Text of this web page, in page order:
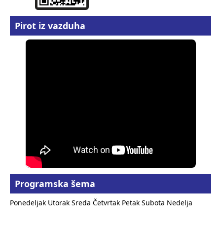
Pirot iz vazduha
Programska šema
Ponedeljak Utorak Sreda Četvrtak Petak Subota Nedelja